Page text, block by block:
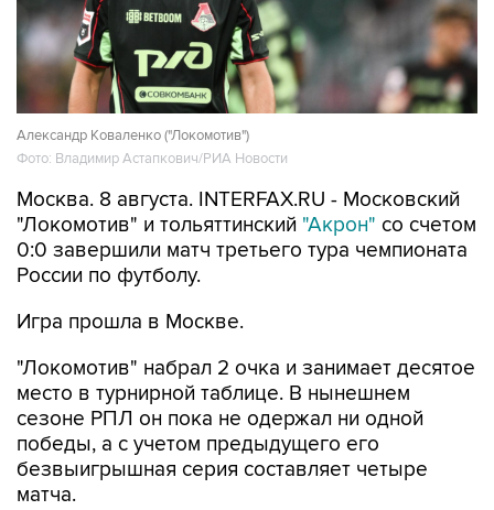
Александр Коваленко ("Локомотив")
Фото: Владимир Астапкович/РИА Новости
Москва. 8 августа. INTERFAX.RU - Московский
"Локомотив" и тольяттинский "Акрон" со счетом
0:0 завершили матч третьего тура чемпионата
России по футболу.
Игра прошла в Москве.
"Локомотив" набрал 2 очка и занимает десятое
место в турнирной таблице. В нынешнем
сезоне РПЛ он пока не одержал ни одной
победы, а с учетом предыдущего его
безвыигрышная серия составляет четыре
матча.